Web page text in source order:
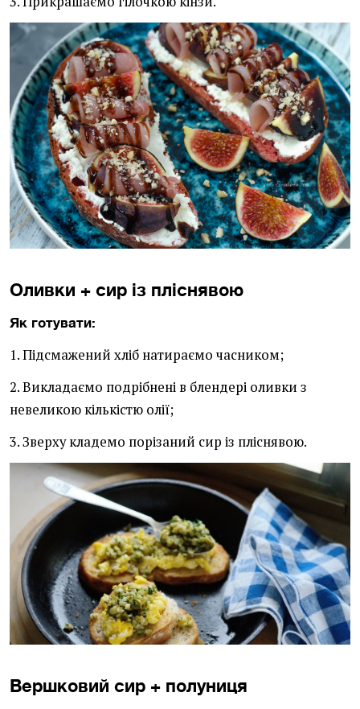
Оливки + сир із пліснявою
Як готувати:
1. Підсмажений хліб натираємо часником;
2. Викладаємо подрібнені в блендері оливки з
невеликою кількістю олії;
3. Зверху кладемо порізаний сир із пліснявою.
Вершковий сир + полуниця